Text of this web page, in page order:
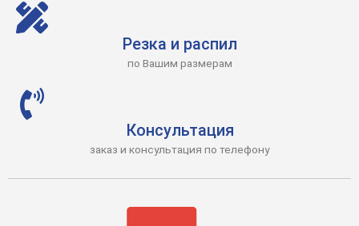
Резка и распил
по Вашим размерам
Консультация
заказ и консультация по телефону